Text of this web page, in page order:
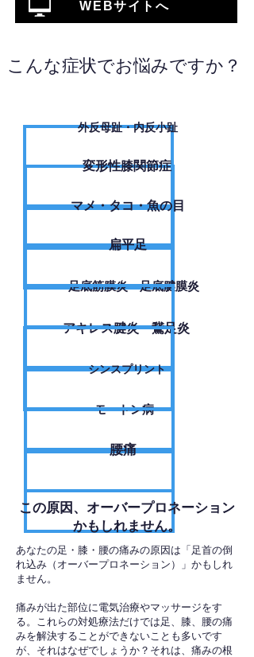
WEBサイトへ
こんな症状でお悩みですか？
外反母趾・内反小趾
変形性膝関節症
​マメ・タコ・魚の目
扁平足
足底筋膜炎・足底腱膜炎
アキレス腱炎・鵞足炎
シンスプリント
モートン病
腰痛
​この原因、オーバープロネーション
かもしれません。
あなたの足・膝・腰の痛みの原因は「足首の倒
れ込み（オーバープロネーション）」かもしれ
ません。
痛みが出た部位に電気治療やマッサージをす
る。これらの対処療法だけでは足、膝、腰の痛
みを解決することができないことも多いです
が、それはなぜでしょうか？それは、痛みの根